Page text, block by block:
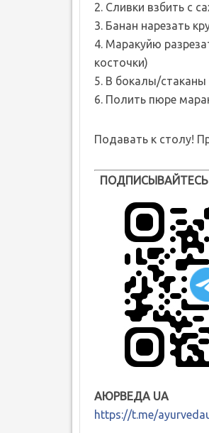
2. Сливки взбить с
3. Банан нарезать
4. Маракуйю
косточки)
5. В бокалы/
6. Полить пюре
Подавать к столу!
АЮРВЕДА UA
https://t.me/